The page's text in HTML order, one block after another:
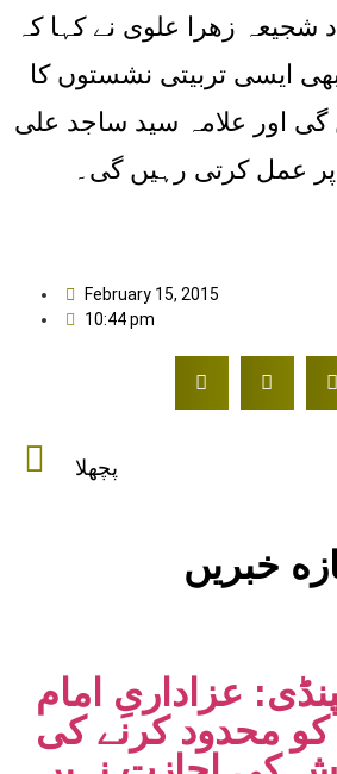
خبریں
عزاداریِ امام
محدود کرنے کی
شجیعہ زھرا علوی نے کہا کہ
ایسی تربیتی نشستوں کا
گی اور علامہ سید ساجد علی
عمل کرتی رہیں گی۔
February 15, 2015
10:44 pm
پچھلا